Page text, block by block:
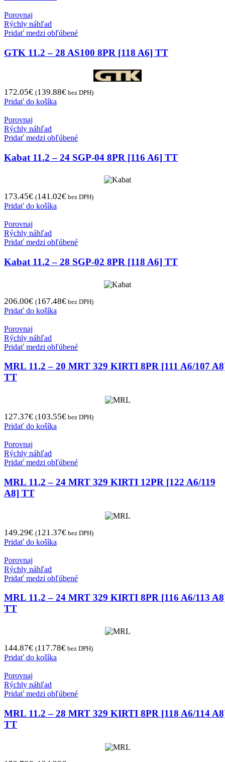
Porovnaj
Rýchly náhľad
Pridať medzi obľúbené
GTK 11.2 – 28 AS100 8PR [118 A6] TT
172.05€ (139.88€ bez DPH)
Pridať do košíka
Porovnaj
Rýchly náhľad
Pridať medzi obľúbené
Kabat 11.2 – 24 SGP-04 8PR [116 A6] TT
173.45€ (141.02€ bez DPH)
Pridať do košíka
Porovnaj
Rýchly náhľad
Pridať medzi obľúbené
Kabat 11.2 – 28 SGP-02 8PR [118 A6] TT
206.00€ (167.48€ bez DPH)
Pridať do košíka
Porovnaj
Rýchly náhľad
Pridať medzi obľúbené
MRL 11.2 – 20 MRT 329 KIRTI 8PR [111 A6/107
TT
127.37€ (103.55€ bez DPH)
Pridať do košíka
Porovnaj
Rýchly náhľad
Pridať medzi obľúbené
MRL 11.2 – 24 MRT 329 KIRTI 12PR [122 A6/119
A8] TT
149.29€ (121.37€ bez DPH)
Pridať do košíka
Porovnaj
Rýchly náhľad
Pridať medzi obľúbené
MRL 11.2 – 24 MRT 329 KIRTI 8PR [116 A6/113
TT
144.87€ (117.78€ bez DPH)
Pridať do košíka
Porovnaj
Rýchly náhľad
Pridať medzi obľúbené
MRL 11.2 – 28 MRT 329 KIRTI 8PR [118 A6/114
TT